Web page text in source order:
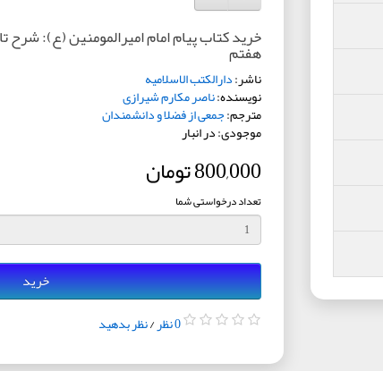
خرید کتاب پیام امام امیرالمومنین (ع): شرح
هفتم
ناشر:دارالکتب الاسلامیه
نویسنده:ناصر مکارم شیرازی
مترجم:جمعی از فضلا و دانشمندان
موجودی: در انبار
800,000 تومان
تعداد درخواستی شما
خرید
0 نظر /نظر بدهید